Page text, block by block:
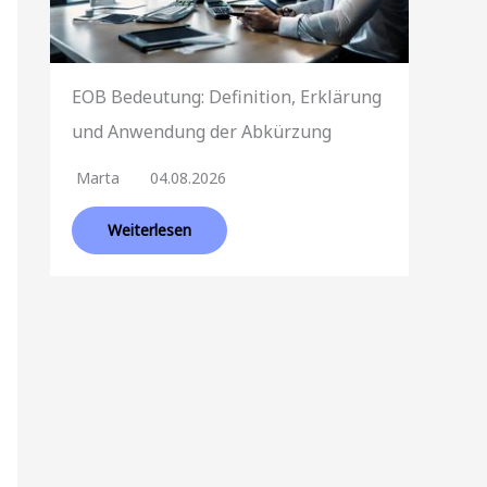
EOB Bedeutung: Definition, Erklärung
und Anwendung der Abkürzung
Marta 04.08.2026
Weiterlesen